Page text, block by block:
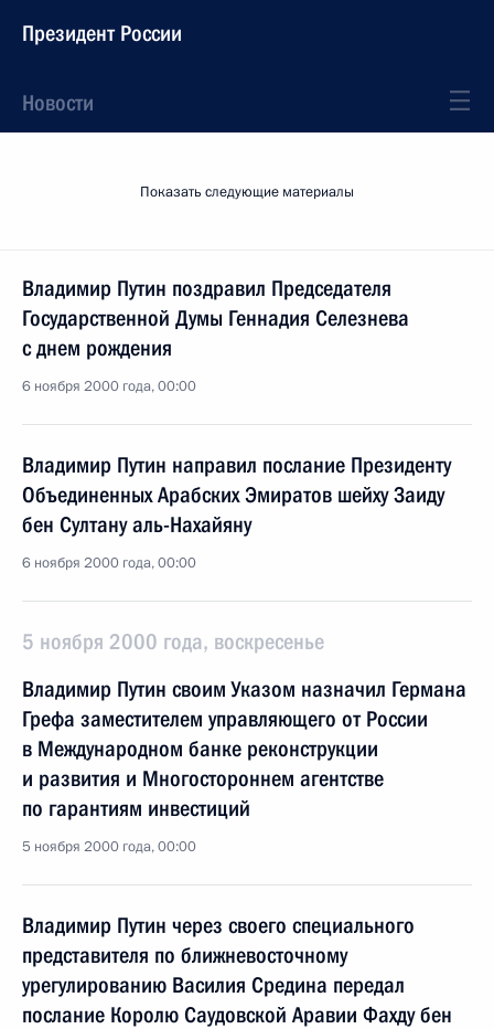
Президент России
Новости
Показать следующие материалы
Владимир Путин поздравил Председателя
Государственной Думы Геннадия Селезнева
с днем рождения
6 ноября 2000 года, 00:00
Владимир Путин направил послание Президенту
Объединенных Арабских Эмиратов шейху Заиду
бен Султану аль-Нахайяну
6 ноября 2000 года, 00:00
5 ноября 2000 года, воскресенье
Владимир Путин своим Указом назначил Германа
Грефа заместителем управляющего от России
в Международном банке реконструкции
и развития и Многостороннем агентстве
по гарантиям инвестиций
5 ноября 2000 года, 00:00
Владимир Путин через своего специального
представителя по ближневосточному
урегулированию Василия Средина передал
послание Королю Саудовской Аравии Фахду бен